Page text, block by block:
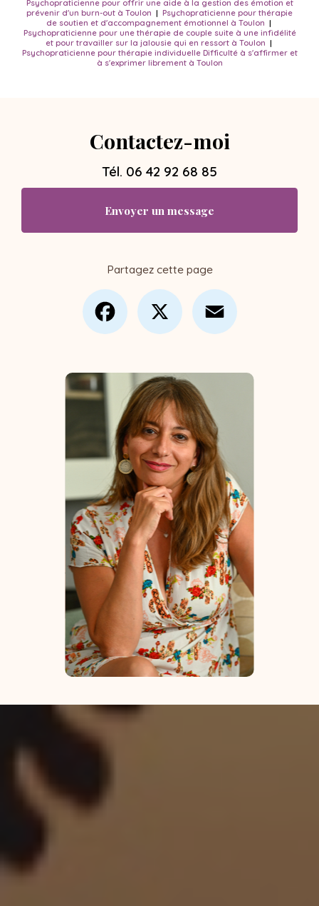
Psychopraticienne pour offrir une aide à la gestion des émotion et
prévenir d'un burn-out à Toulon | Psychopraticienne pour thérapie
de soutien et d'accompagnement émotionnel à Toulon |
Psychopraticienne pour une thérapie de couple suite à une infidélité
et pour travailler sur la jalousie qui en ressort à Toulon |
Psychopraticienne pour thérapie individuelle Difficulté à s'affirmer et
à s'exprimer librement à Toulon
Contactez-moi
Tél. 06 42 92 68 85
Envoyer un message
Partagez cette page
Facebook